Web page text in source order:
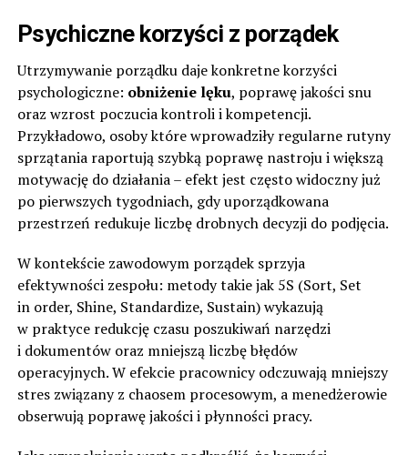
Psychiczne korzyści z porządek
Utrzymywanie porządku daje konkretne korzyści
psychologiczne: obniżenie lęku, poprawę jakości snu
oraz wzrost poczucia kontroli i kompetencji.
Przykładowo, osoby które wprowadziły regularne rutyny
sprzątania raportują szybką poprawę nastroju i większą
motywację do działania – efekt jest często widoczny już
po pierwszych tygodniach, gdy uporządkowana
przestrzeń redukuje liczbę drobnych decyzji do podjęcia.
W kontekście zawodowym porządek sprzyja
efektywności zespołu: metody takie jak 5S (Sort, Set
in order, Shine, Standardize, Sustain) wykazują
w praktyce redukcję czasu poszukiwań narzędzi
i dokumentów oraz mniejszą liczbę błędów
operacyjnych. W efekcie pracownicy odczuwają mniejszy
stres związany z chaosem procesowym, a menedżerowie
obserwują poprawę jakości i płynności pracy.